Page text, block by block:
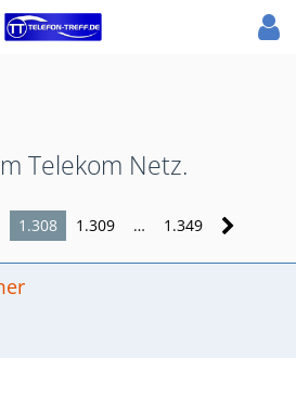
Telekom Netz.
1.308 1.309 … 1.349